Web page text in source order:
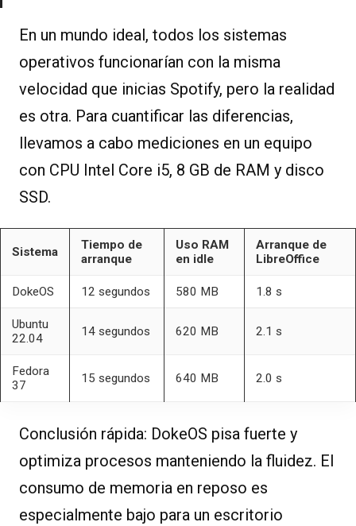
En un mundo ideal, todos los sistemas
operativos funcionarían con la misma
velocidad que inicias Spotify, pero la realidad
es otra. Para cuantificar las diferencias,
llevamos a cabo mediciones en un equipo
con CPU Intel Core i5, 8 GB de RAM y disco
SSD.
Sistema
Tiempo de
arranque
Uso RAM
en idle
Arranque de
LibreOffice
DokeOS 12 segundos 580 MB 1.8 s
Ubuntu
22.04
14 segundos 620 MB 2.1 s
Fedora
37
15 segundos 640 MB 2.0 s
Conclusión rápida: DokeOS pisa fuerte y
optimiza procesos manteniendo la fluidez. El
consumo de memoria en reposo es
especialmente bajo para un escritorio